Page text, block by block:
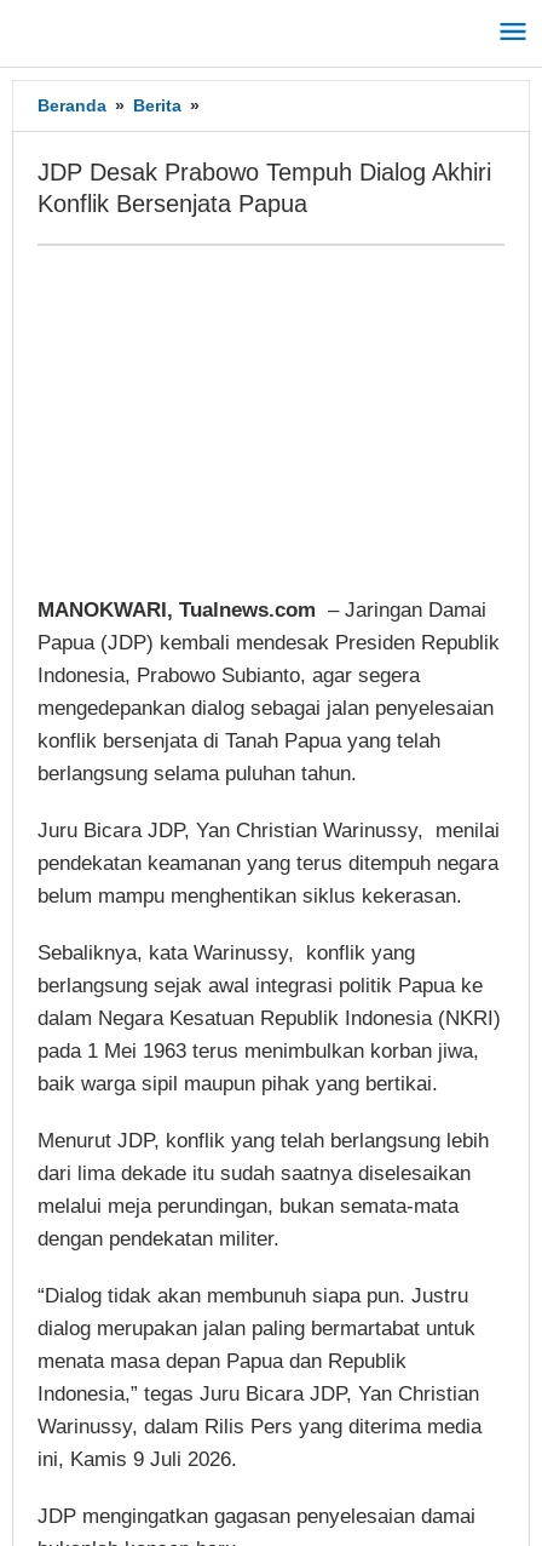
konten
Beranda » Berita »
Desak
Tempuh
Dialog
JDP Desak Prabowo Tempuh Dialog Akhiri
Konflik Bersenjata Papua
MANOKWARI, Tualnews.com – Jaringan Damai
Papua (JDP) kembali mendesak Presiden Republik
Indonesia, Prabowo Subianto, agar segera
mengedepankan dialog sebagai jalan penyelesaian
konflik bersenjata di Tanah Papua yang telah
berlangsung selama puluhan tahun.
Juru Bicara JDP, Yan Christian Warinussy, menilai
pendekatan keamanan yang terus ditempuh negara
belum mampu menghentikan siklus kekerasan.
Sebaliknya, kata Warinussy, konflik yang
berlangsung sejak awal integrasi politik Papua ke
dalam Negara Kesatuan Republik Indonesia (NKRI)
pada 1 Mei 1963 terus menimbulkan korban jiwa,
baik warga sipil maupun pihak yang bertikai.
Menurut JDP, konflik yang telah berlangsung lebih
dari lima dekade itu sudah saatnya diselesaikan
melalui meja perundingan, bukan semata-mata
dengan pendekatan militer.
“Dialog tidak akan membunuh siapa pun. Justru
dialog merupakan jalan paling bermartabat untuk
menata masa depan Papua dan Republik
Indonesia,” tegas Juru Bicara JDP, Yan Christian
Warinussy, dalam Rilis Pers yang diterima media
ini, Kamis 9 Juli 2026.
JDP mengingatkan gagasan penyelesaian damai